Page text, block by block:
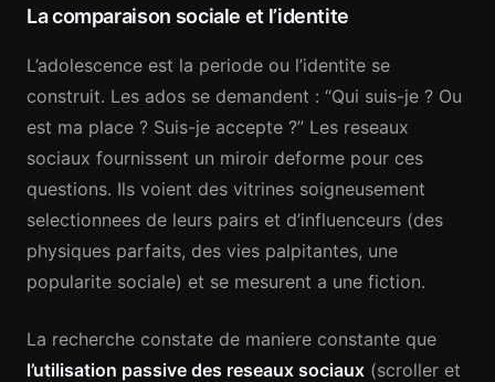
La comparaison sociale et l’identite
L’adolescence est la periode ou l’identite se
construit. Les ados se demandent : “Qui suis-je ? Ou
est ma place ? Suis-je accepte ?” Les reseaux
sociaux fournissent un miroir deforme pour ces
questions. Ils voient des vitrines soigneusement
selectionnees de leurs pairs et d’influenceurs (des
physiques parfaits, des vies palpitantes, une
popularite sociale) et se mesurent a une fiction.
La recherche constate de maniere constante que
l’utilisation passive des reseaux sociaux (scroller et